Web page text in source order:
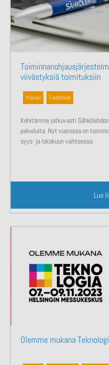
viivästyksiä toimituksiin
Yleinen Tiedotteet
Kehitämme jatkuvasti
palveluita. Nyt vuorossa on
syys- ja lokakuun vaihteessa.
Lue
Olemme mukana